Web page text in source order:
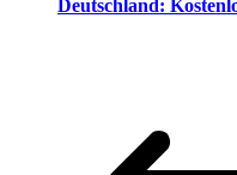
Deutschland: